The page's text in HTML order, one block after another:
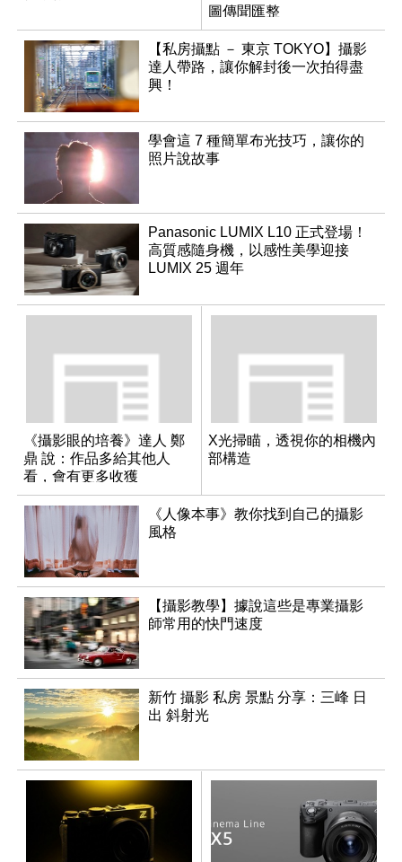
圖傳聞匯整
【私房攝點 － 東京 TOKYO】攝影
達人帶路，讓你解封後一次拍得盡
興！
學會這 7 種簡單布光技巧，讓你的
照片說故事
Panasonic LUMIX L10 正式登場！
高質感隨身機，以感性美學迎接
LUMIX 25 週年
《攝影眼的培養》達人 鄭
鼎 說：作品多給其他人
看，會有更多收獲
X光掃瞄，透視你的相機內
部構造
《人像本事》教你找到自己的攝影
風格
【攝影教學】據說這些是專業攝影
師常用的快門速度
新竹 攝影 私房 景點 分享：三峰 日
出 斜射光